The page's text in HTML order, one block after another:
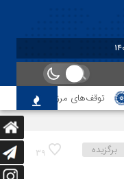
توقف‌های مرزی، هزینه‌های پنهان
39
برگزیده